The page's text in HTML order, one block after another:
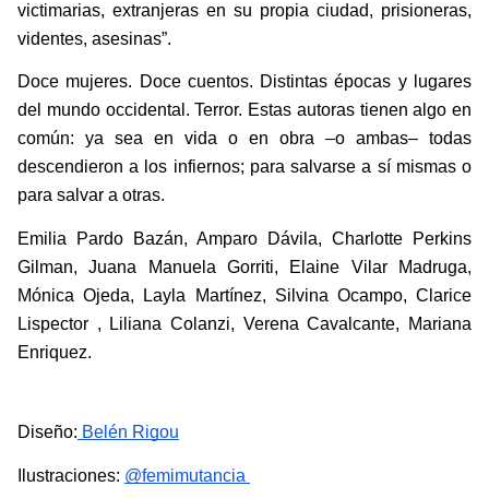
victimarias, extranjeras en su propia ciudad, prisioneras,
videntes, asesinas”.
Doce mujeres. Doce cuentos. Distintas épocas y lugares
del mundo occidental. Terror. Estas autoras tienen algo en
común: ya sea en vida o en obra –o ambas– todas
descendieron a los infiernos; para salvarse a sí mismas o
para salvar a otras.
Emilia Pardo Bazán, Amparo Dávila, Charlotte Perkins
Gilman, Juana Manuela Gorriti, Elaine Vilar Madruga,
Mónica Ojeda, Layla Martínez, Silvina Ocampo, Clarice
Lispector , Liliana Colanzi, Verena Cavalcante, Mariana
Enriquez.
Diseño: Belén Rigou
Ilustraciones: @femimutancia